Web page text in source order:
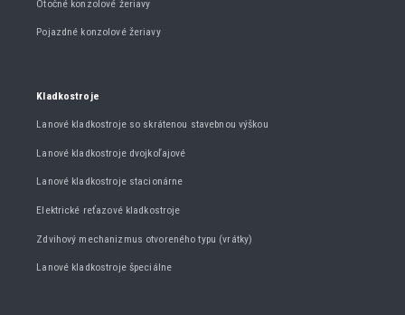
Otočné konzolové žeriavy
Pojazdné konzolové žeriavy
Kladkostroje
Lanové kladkostroje so skrátenou stavebnou výškou
Lanové kladkostroje dvojkoľajové
Lanové kladkostroje stacionárne
Elektrické reťazové kladkostroje
Zdvihový mechanizmus otvoreného typu (vrátky)
Lanové kladkostroje špeciálne